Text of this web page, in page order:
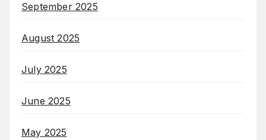
September 2025
August 2025
July 2025
June 2025
May 2025